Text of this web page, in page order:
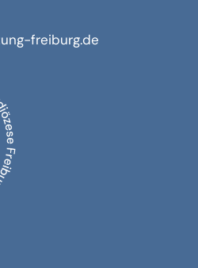
freiburg.de